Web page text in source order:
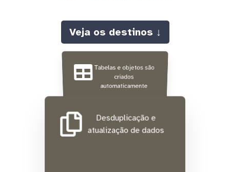
Veja os destinos ↓
Tabelas e objetos são
criados
automaticamente
Desduplicação e
atualização de dados